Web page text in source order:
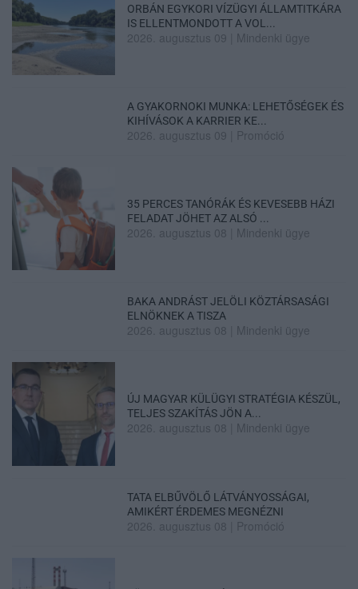
ORBÁN EGYKORI VÍZÜGYI ÁLLAMTITKÁRA
IS ELLENTMONDOTT A VOL...
2026. augusztus 09 Mindenki ügye
A GYAKORNOKI MUNKA: LEHETŐSÉGEK ÉS
KIHÍVÁSOK A KARRIER KE...
2026. augusztus 09 Promóció
35 PERCES TANÓRÁK ÉS KEVESEBB HÁZI
FELADAT JÖHET AZ ALSÓ ...
2026. augusztus 08 Mindenki ügye
BAKA ANDRÁST JELÖLI KÖZTÁRSASÁGI
ELNÖKNEK A TISZA
2026. augusztus 08 Mindenki ügye
ÚJ MAGYAR KÜLÜGYI STRATÉGIA KÉSZÜL,
TELJES SZAKÍTÁS JÖN A...
2026. augusztus 08 Mindenki ügye
TATA ELBŰVÖLŐ LÁTVÁNYOSSÁGAI,
AMIKÉRT ÉRDEMES MEGNÉZNI
2026. augusztus 08 Promóció